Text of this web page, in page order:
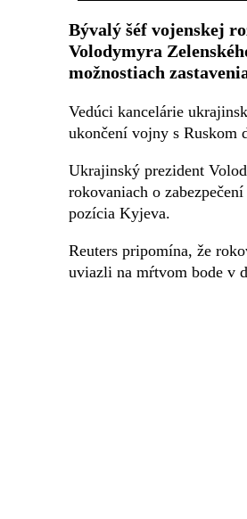
Bývalý šéf vojenskej
Volodymyra
možnostiach
Vedúci kancelárie
ukončení vojny s Ruskom
Ukrajinský prezident
rokovaniach o
pozícia Kyjeva.
Reuters pripomína, že
uviazli na mŕtvom bode v